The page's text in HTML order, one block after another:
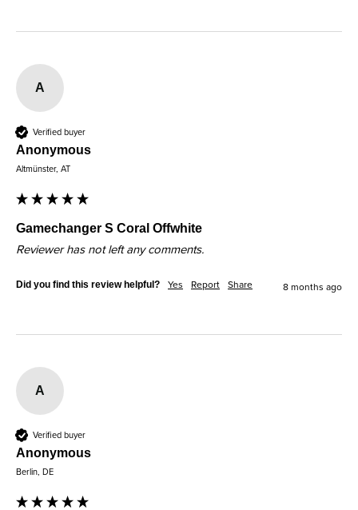
A
Verified buyer
Anonymous
Altmünster, AT
Gamechanger S Coral Offwhite
Reviewer has not left any comments.
Did you find this review helpful? Yes Report Share 8 months ago
A
Verified buyer
Anonymous
Berlin, DE